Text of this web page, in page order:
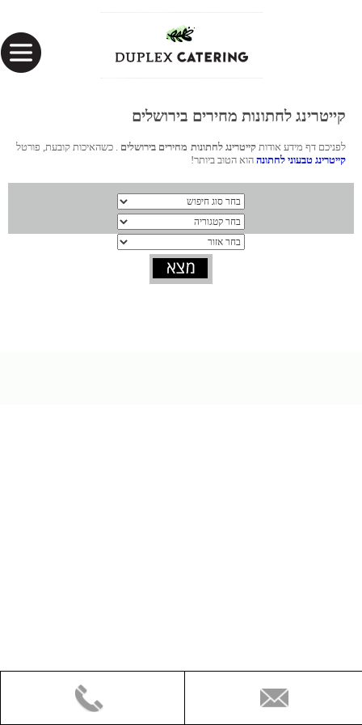
קייטרינג לחתונות מחירים בירושלים
לפניכם דף מידע אודותקייטרינג לחתונות מחירים בירושלים . כשהאיכות קובעת, פורטל
קייטרינג טבעוני לחתונה הוא הטוב ביותר!